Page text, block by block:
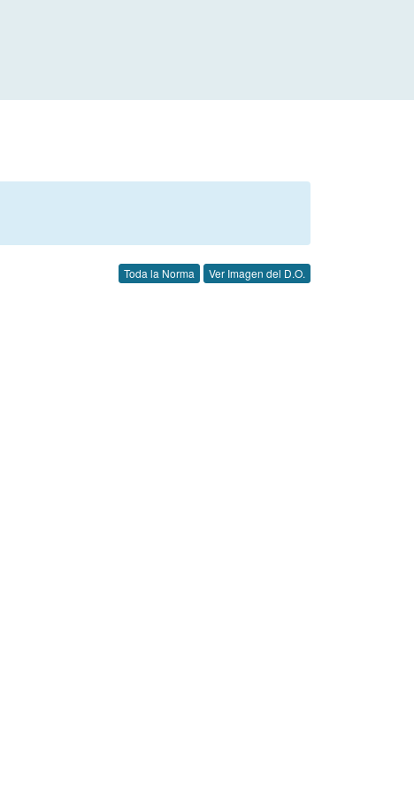
Toda la Norma Ver Imagen del D.O.